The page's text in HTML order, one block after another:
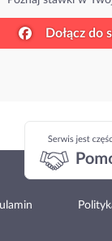
Dołącz do